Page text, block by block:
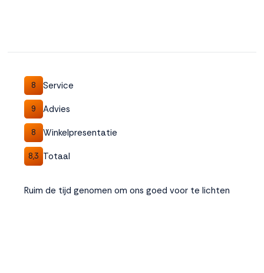
8 Service
9 Advies
8 Winkelpresentatie
8,3 Totaal
Ruim de tijd genomen om ons goed voor te lichten